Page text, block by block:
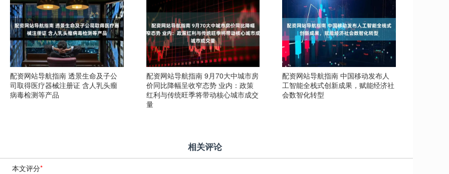
配资网站导航指南 透景生命及子公
司取得医疗器械注册证 含人乳头瘤
病毒检测等产品
配资网站导航指南 9月70大中城市房
价同比降幅呈收窄态势 业内：政策
红利与传统旺季将带动核心城市成交
量
配资网站导航指南 中国移动发布人
工智能全栈式创新成果，赋能经济社
会数智化转型
相关评论
本文评分*